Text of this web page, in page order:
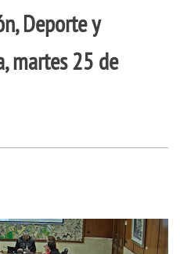
Deporte y
martes 25 de